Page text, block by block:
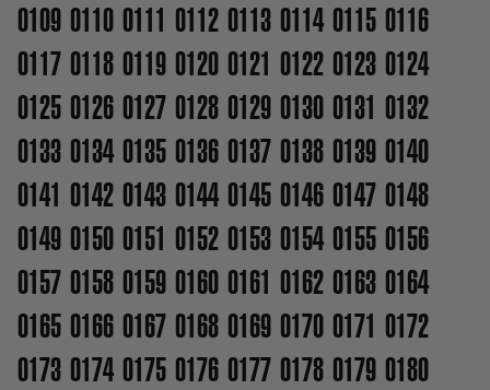
0109 0110 0111 0112 0113 0114 0115 0116
0117 0118 0119 0120 0121 0122 0123 0124
0125 0126 0127 0128 0129 0130 0131 0132
0133 0134 0135 0136 0137 0138 0139 0140
0141 0142 0143 0144 0145 0146 0147 0148
0149 0150 0151 0152 0153 0154 0155 0156
0157 0158 0159 0160 0161 0162 0163 0164
0165 0166 0167 0168 0169 0170 0171 0172
0173 0174 0175 0176 0177 0178 0179 0180